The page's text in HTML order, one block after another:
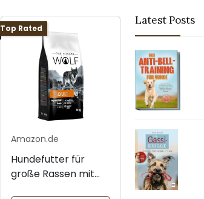
Top Rated
Amazon.de
Hundefutter für
große Rassen mit
Latest Posts